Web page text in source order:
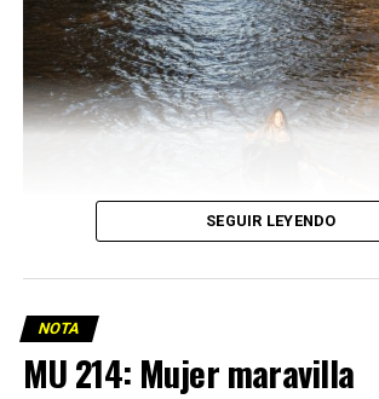
SEGUIR LEYENDO
NOTA
MU 214: Mujer maravilla